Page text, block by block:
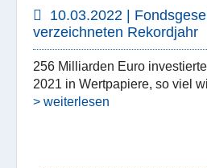
10.03.2022 |
verzeichneten Rekordjahr
256 Milliarden Euro
2021 in Wertpapiere, so viel
> weiterlesen